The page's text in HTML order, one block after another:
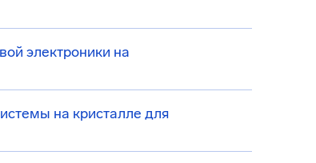
электроники на
на кристалле для